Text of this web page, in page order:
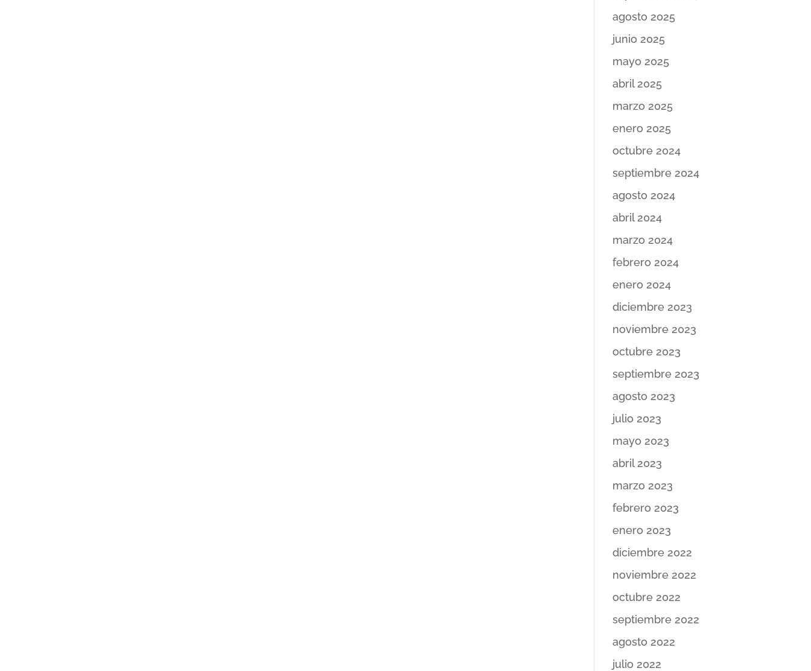
agosto 2025
junio 2025
mayo 2025
abril 2025
marzo 2025
enero 2025
octubre 2024
septiembre 2024
agosto 2024
abril 2024
marzo 2024
febrero 2024
enero 2024
diciembre 2023
noviembre 2023
octubre 2023
septiembre 2023
agosto 2023
julio 2023
mayo 2023
abril 2023
marzo 2023
febrero 2023
enero 2023
diciembre 2022
noviembre 2022
octubre 2022
septiembre 2022
agosto 2022
julio 2022